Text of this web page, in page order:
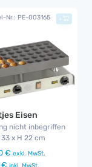
Nr.: PE-003165
Eisen
nicht inbegriffen
33 x H 22 cm
€ exkl. MwSt.
€
+